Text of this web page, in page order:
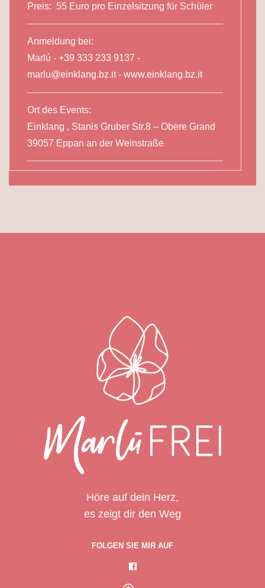
Preis: 55 Euro pro Einzelsitzung für Schüler
Anmeldung bei:
Marlú - +39 333 233 9137 -
marlu@einklang.bz.it- www.einklang.bz.it
Ort des Events:
Einklang , Stanis Gruber Str.8 – Obere Grand
39057 Eppan an der Weinstraße
Höre auf dein Herz,
es zeigt dir den Weg
FOLGEN SIE MIR AUF